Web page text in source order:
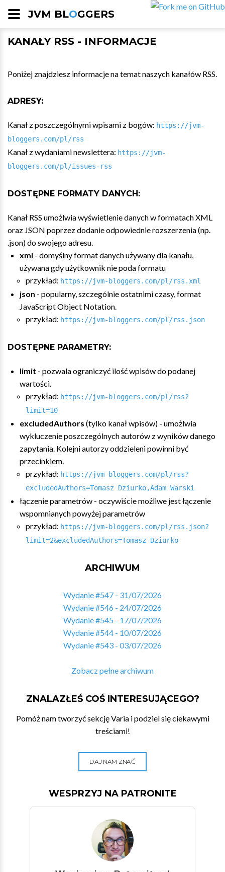
JVM BLOGGERS
KANAŁY RSS - INFORMACJE
Poniżej znajdziesz informacje na temat naszych kanałów RSS.
ADRESY:
Kanał z poszczególnymi wpisami z bogów: https://jvm-
bloggers.com/pl/rss
Kanał z wydaniami newslettera: https://jvm-
bloggers.com/pl/issues-rss
DOSTĘPNE FORMATY DANYCH:
Kanał RSS umożlwia wyświetlenie danych w formatach XML
oraz JSON poprzez dodanie odpowiednie rozszerzenia (np.
.json) do swojego adresu.
xml - domyślny format danych używany dla kanału,
używana gdy użytkownik nie poda formatu
przykład: https://jvm-bloggers.com/pl/rss.xml
json - popularny, szczególnie ostatnimi czasy, format
JavaScript Object Notation.
przykład: https://jvm-bloggers.com/pl/rss.json
DOSTĘPNE PARAMETRY:
limit - pozwala ograniczyć ilość wpisów do podanej
wartości.
przykład: https://jvm-bloggers.com/pl/rss?
limit=10
excludedAuthors (tylko kanał wpisów) - umożlwia
wykluczenie poszczególnych autorów z wyników danego
zapytania. Kolejni autorzy oddzieleni powinni być
przecinkiem.
przykład: https://jvm-bloggers.com/pl/rss?
excludedAuthors=Tomasz Dziurko,Adam Warski
łączenie parametrów - oczywiście możliwe jest łączenie
wspomnianych powyżej parametrów
przykład: https://jvm-bloggers.com/pl/rss.json?
limit=2&excludedAuthors=Tomasz Dziurko
ARCHIWUM
Wydanie #547 - 31/07/2026
Wydanie #546 - 24/07/2026
Wydanie #545 - 17/07/2026
Wydanie #544 - 10/07/2026
Wydanie #543 - 03/07/2026
Zobacz pełne archiwum
ZNALAZŁEŚ COŚ INTERESUJĄCEGO?
Pomóż nam tworzyć sekcję Varia i podziel się ciekawymi
treściami!
DAJ NAM ZNAĆ
WESPRZYJ NA PATRONITE